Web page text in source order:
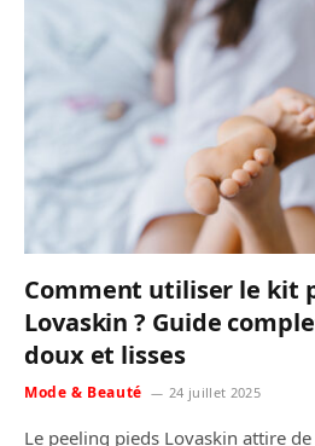
Comment utiliser le kit
Lovaskin ? Guide
doux et lisses
Mode & Beauté 24 juillet 2025
Le peeling pieds Lovaskin attire